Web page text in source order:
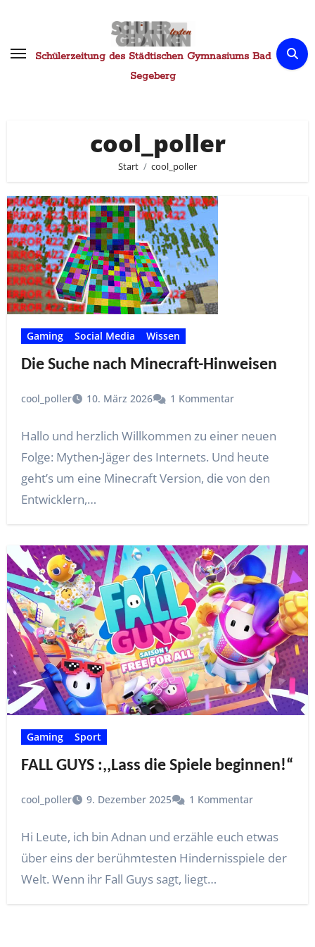
springenSchülerzeitung des Städtischen Gymnasiums Bad
Segeberg
cool_poller
Start cool_poller
Gaming Social Media Wissen
Die Suche nach Minecraft-Hinweisen
cool_poller 10. März 2026 1 Kommentar
Hallo und herzlich Willkommen zu einer neuen
Folge: Mythen-Jäger des Internets. Und heute
geht’s um eine Minecraft Version, die von den
Entwicklern,…
Gaming Sport
FALL GUYS :,,Lass die Spiele beginnen!“
cool_poller 9. Dezember 2025 1 Kommentar
Hi Leute, ich bin Adnan und erzähle euch etwas
über eins der berühmtesten Hindernisspiele der
Welt. Wenn ihr Fall Guys sagt, liegt…